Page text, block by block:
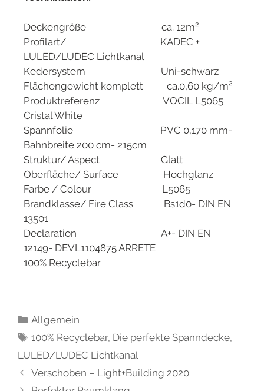
Deckengröße ca. 12m²
Profilart/ KADEC +
LULED/LUDEC Lichtkanal
Kedersystem Uni-schwarz
Flächengewicht komplett ca.0,60 kg/m²
Produktreferenz VOCIL L5065
Cristal White
Spannfolie PVC 0,170 mm-
Bahnbreite 200 cm- 215cm
Struktur/ Aspect Glatt
Oberfläche/ Surface Hochglanz
Farbe / Colour L5065
Brandklasse/ Fire Class Bs1d0- DIN EN
13501
Declaration A+- DIN EN
12149- DEVL1104875 ARRETE
100% Recyclebar
Allgemein
100% Recyclebar, Die perfekte Spanndecke,
LULED/LUDEC Lichtkanal
Verschoben – Light+Building 2020